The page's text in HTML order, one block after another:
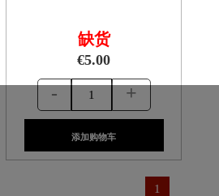
缺货
€5.00
- +
添加购物车
1